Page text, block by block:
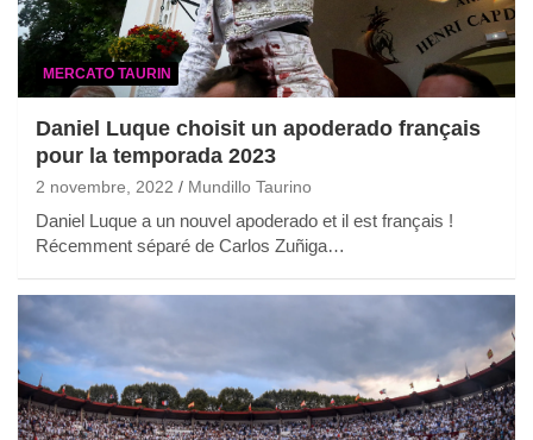
MERCATO TAURIN
Daniel Luque choisit un apoderado français
pour la temporada 2023
2 novembre, 2022 Mundillo Taurino
Daniel Luque a un nouvel apoderado et il est français !
Récemment séparé de Carlos Zuñiga…